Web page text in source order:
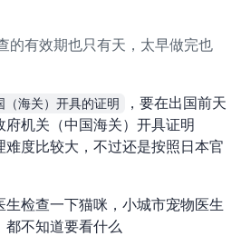
有效期也只有 10 天，太早做完也
（海关）开具的证明
，要在出国前 14 天
府机关（中国海关）开具证明
难度比较大，不过还是按照日本官
生检查一下猫咪，小城市宠物医生
都不知道要看什么